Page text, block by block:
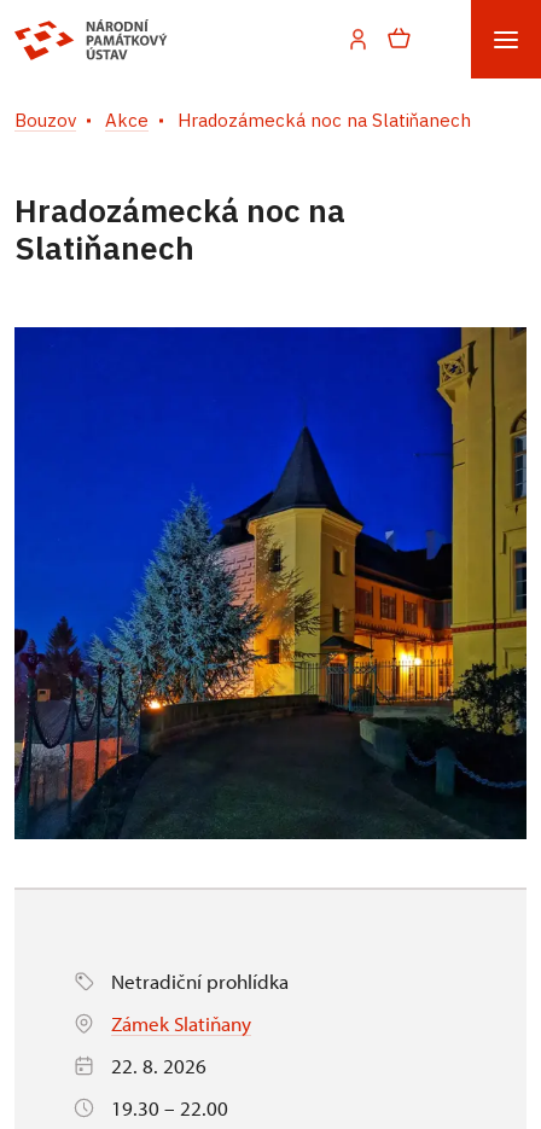
Bouzov Akce Hradozámecká noc na Slatiňanech
Hradozámecká noc na
Slatiňanech
Netradiční prohlídka
Zámek Slatiňany
22. 8. 2026
19.30 – 22.00